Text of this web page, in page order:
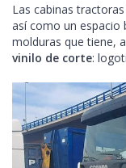
Las cabinas
así como un
molduras que tiene,
vinilo de corte: